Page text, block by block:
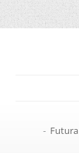
- Futura